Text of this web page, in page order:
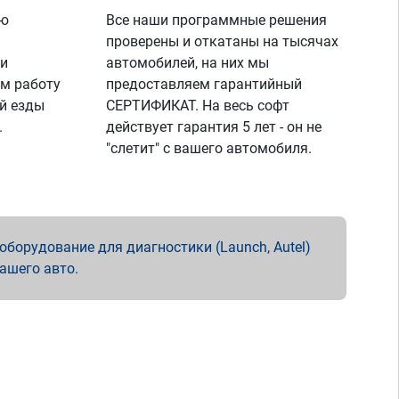
работу
езды
Все наши программные решения
проверены и откатаны на тысячах
автомобилей, на них мы
предоставляем гарантийный
СЕРТИФИКАТ. На весь софт
действует гарантия 5 лет - он не
"слетит" с вашего автомобиля.
для диагностики (Launch, Autel)
авто.